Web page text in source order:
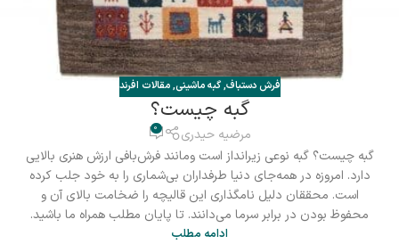
فرش دستباف,گبه ماشینی,مقالات افرند
گبه چیست؟
مرضیه حیدری 0
گبه چیست؟ گبه نوعی زیرانداز است ومانند فرش‌بافی ارزش هنری بالایی
دارد. امروزه در همه‌جای دنیا طرفداران بی‌شماری را به خود جلب کرده
است. محققان دلیل نامگذاری این قالیچه را ضخامت بالای آن و
محفوظ بودن در برابر سرما می‌دانند. تا پایان مطلب همراه ما باشید.
ادامه مطلب